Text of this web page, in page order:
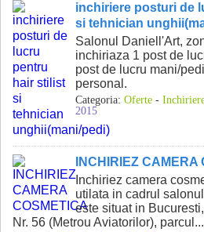
inchiriere posturi de
si tehnician
Salonul Daniell'Art,
inchiriaza 1 post de
post de lucru mani/
personal.
Categoria: Oferte -
2015
INCHIRIEZ CAMERA
Inchiriez camera
utilata in cadrul
este situat in
Nr. 56 (Metrou Aviatorilor), parcul...